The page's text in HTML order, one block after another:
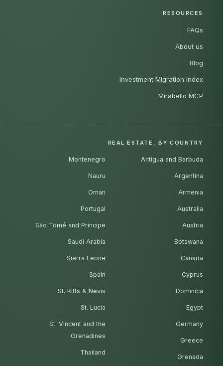
RESOURCES
FAQs
About us
Blog
Investment Migration Index
Mirabello MCP
REAL ESTATE, BY COUNTRY
Antigua and Barbuda
Argentina
Armenia
Australia
Austria
Botswana
Canada
Cyprus
Dominica
Egypt
Germany
Greece
Grenada
Montenegro
Nauru
Oman
Portugal
São Tomé and Príncipe
Saudi Arabia
Sierra Leone
Spain
St. Kitts & Nevis
St. Lucia
St. Vincent and the
Grenadines
Thailand